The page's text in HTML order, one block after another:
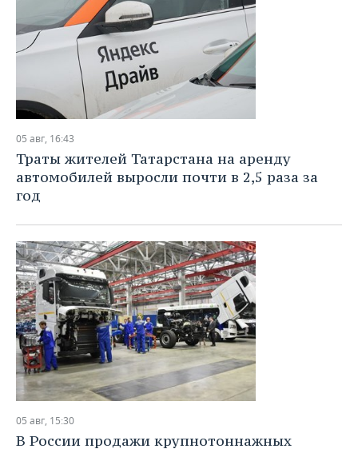
05 авг, 16:43
Траты жителей Татарстана на аренду
автомобилей выросли почти в 2,5 раза за
год
05 авг, 15:30
В России продажи крупнотоннажных